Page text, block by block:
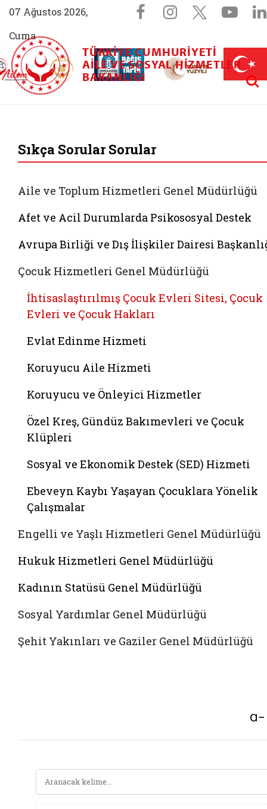
07 Ağustos 2026,
Cuma
Sosyal
Facebook
Instagram
X
Aile (yeni sekmede açılır)
AİLEM İletişim Merkezi (yeni sekmede açılır)
Aile ve Nüfus On Yılı (yeni sekmede açılır)
Darülaceze bağış sayfası (yeni
TÜRKIYE CUMHURIYETI
AILE VE SOSYAL HIZMETLER
BAKANLIĞI
Sıkça Sorular Sorular
Aile ve Toplum Hizmetleri Genel Müdürlüğü
Afet ve Acil Durumlarda Psikososyal Destek
Avrupa Birliği ve Dış İlişkiler Dairesi
Çocuk Hizmetleri Genel Müdürlüğü
İhtisaslaştırılmış Çocuk Evleri Sitesi, Çocuk
Evleri ve Çocuk Hakları
Evlat Edinme Hizmeti
Koruyucu Aile Hizmeti
Koruyucu ve Önleyici Hizmetler
Özel Kreş, Gündüz Bakımevleri ve Çocuk
Klüpleri
Sosyal ve Ekonomik Destek (SED) Hizmeti
Ebeveyn Kaybı Yaşayan Çocuklara Yönelik
Çalışmalar
Engelli ve Yaşlı Hizmetleri Genel Müdürlüğü
Hukuk Hizmetleri Genel Müdürlüğü
Kadının Statüsü Genel Müdürlüğü
Sosyal Yardımlar Genel Müdürlüğü
Şehit Yakınları ve Gaziler Genel Müdürlüğü